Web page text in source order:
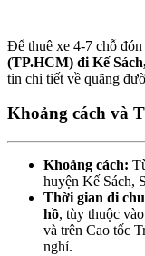
Để thuê xe 4-7 chỗ
(TP.HCM) đi Kế
tin chi tiết về quãng
Khoảng cách và
Khoảng cách:
huyện Kế Sách,
Thời gian di
hồ, tùy thuộc
và trên Cao tốc
nghỉ.